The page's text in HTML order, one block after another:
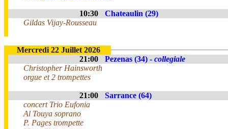
10:30
Chateaulin (29)
Gildas Vijay-Rousseau
Mercredi 22 Juillet 2026
21:00
Pezenas (34) - collegiale
Christopher Hainsworth
orgue et 2 trompettes
21:00
Sarrance (64)
concert Trio Eufonia
Al Touya soprano
P. Pages trompette